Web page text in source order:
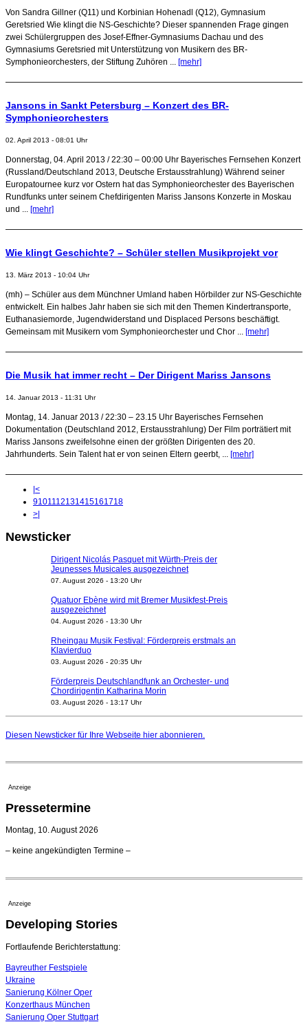
Von Sandra Gillner (Q11) und Korbinian Hohenadl (Q12), Gymnasium
Geretsried Wie klingt die NS-Geschichte? Dieser spannenden Frage gingen
zwei Schülergruppen des Josef-Effner-Gymnasiums Dachau und des
Gymnasiums Geretsried mit Unterstützung von Musikern des BR-
Symphonieorchesters, der Stiftung Zuhören ... [mehr]
Jansons in Sankt Petersburg – Konzert des BR-
Symphonieorchesters
02. April 2013 - 08:01 Uhr
Donnerstag, 04. April 2013 / 22:30 – 00:00 Uhr Bayerisches Fernsehen Konzert
(Russland/Deutschland 2013, Deutsche Erstausstrahlung) Während seiner
Europatournee kurz vor Ostern hat das Symphonieorchester des Bayerischen
Rundfunks unter seinem Chefdirigenten Mariss Jansons Konzerte in Moskau
und ... [mehr]
Wie klingt Geschichte? – Schüler stellen Musikprojekt vor
13. März 2013 - 10:04 Uhr
(mh) – Schüler aus dem Münchner Umland haben Hörbilder zur NS-Geschichte
entwickelt. Ein halbes Jahr haben sie sich mit den Themen Kindertransporte,
Euthanasiemorde, Jugendwiderstand und Displaced Persons beschäftigt.
Gemeinsam mit Musikern vom Symphonieorchester und Chor ... [mehr]
Die Musik hat immer recht – Der Dirigent Mariss Jansons
14. Januar 2013 - 11:31 Uhr
Montag, 14. Januar 2013 / 22:30 – 23.15 Uhr Bayerisches Fernsehen
Dokumentation (Deutschland 2012, Erstausstrahlung) Der Film porträtiert mit
Mariss Jansons zweifelsohne einen der größten Dirigenten des 20.
Jahrhunderts. Sein Talent hat er von seinen Eltern geerbt, ... [mehr]
|<
91011 12131415161718
>|
Newsticker
Dirigent Nicolás Pasquet mit Würth-Preis der
Jeunesses Musicales ausgezeichnet
07. August 2026 - 13:20 Uhr
Quatuor Ebène wird mit Bremer Musikfest-Preis
ausgezeichnet
04. August 2026 - 13:30 Uhr
Rheingau Musik Festival: Förderpreis erstmals an
Klavierduo
03. August 2026 - 20:35 Uhr
Förderpreis Deutschlandfunk an Orchester- und
Chordirigentin Katharina Morin
03. August 2026 - 13:17 Uhr
startet
Elena Tzavara wird neue Opernintendantin am
Regensburger Generalmusikdirektor Stefan Veselka
geht 2027
verlängert bis 2030
Leslie Suganandarajah neuer Chefdirigent des
Landesjugendsinfonieorchesters Hessen
09. August 2026 - 16:51 Uhr
Diesen Newsticker für Ihre Webseite hier abonnieren.
Anzeige
Pressetermine
Montag, 10. August 2026
– keine angekündigten Termine –
Anzeige
Developing Stories
Fortlaufende Berichterstattung:
Bayreuther Festspiele
Ukraine
Sanierung Kölner Oper
Konzerthaus München
Sanierung Oper Stuttgart